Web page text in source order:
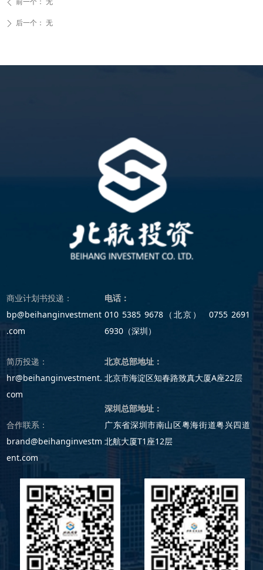
ꄴ 前一个： 无
ꄲ 后一个： 无
商业计划书投递：
bp@beihanginvestment
.com
简历投递：
hr@beihanginvestment.
com
合作联系：
brand@beihanginvestm
ent.com
电话：
010 5385 9678（北京） 0755 2691
6930（深圳）
北京总部地址：
北京市海淀区知春路致真大厦A座22层
深圳总部地址：
广东省深圳市南山区粤海街道粤兴四道
北航大厦T1座12层